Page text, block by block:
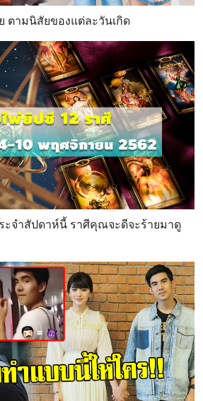
ตามนิสัยของแต่ละวันเกิด
ะจำสัปดาห์นี้ ราศีคุณจะดีจะร้ายมาดู